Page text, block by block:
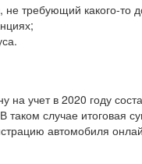
не требующий какого-то
учет в 2020 году
таком случае итоговая
автомобиля